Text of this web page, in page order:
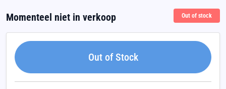
Momenteel niet in verkoop Out of stock
Out of Stock